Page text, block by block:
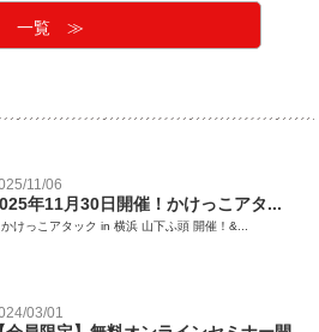
一覧 ≫
11/06
年11月30日開催！かけっこアタ...
かけっこアタック in 横浜 山下ふ頭 開催！&...
03/01